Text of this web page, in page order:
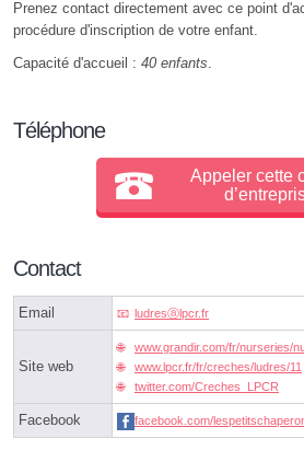
Prenez contact directement avec ce point
procédure d'inscription de votre enfant.
Capacité d'accueil : 40 enfants.
Téléphone
Appeler cette
Contact
Email ludresⓐlpcr.fr
Site web
www.grandir.com/fr/nurseries/
www.lpcr.fr/fr/creches/ludres/11
twitter.com/Creches_LPCR
Facebook facebook.com/